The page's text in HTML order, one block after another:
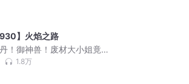
】火焰之路
！御神兽！废材大小姐竟
古风女强玄幻仙侠|楚婷杜
1.8万